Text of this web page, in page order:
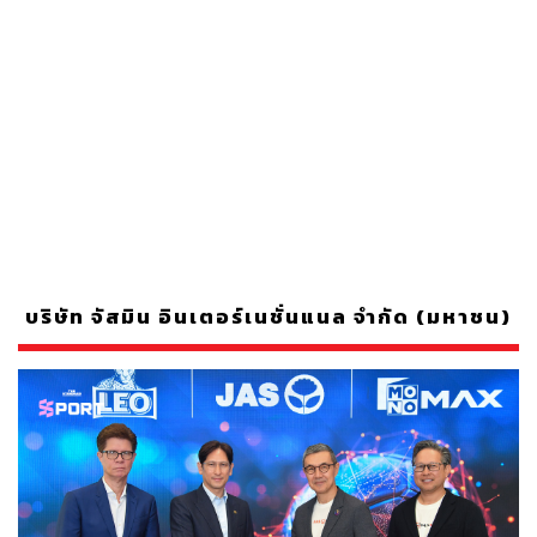
บริษัท จัสมิน อินเตอร์เนชั่นแนล จำกัด (มหาชน)